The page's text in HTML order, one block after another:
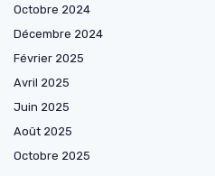
Octobre 2024
Décembre 2024
Février 2025
Avril 2025
Juin 2025
Août 2025
Octobre 2025